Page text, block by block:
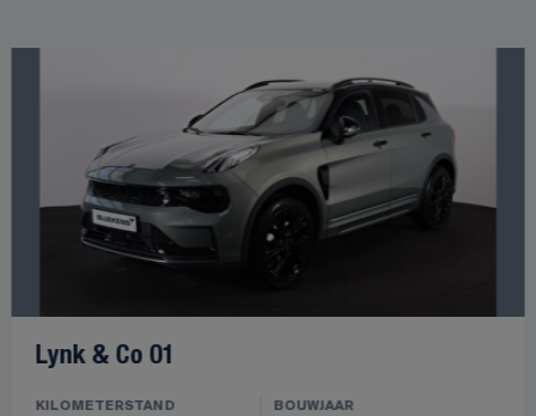
Lynk & Co 01
KILOMETERSTAND BOUWJAAR